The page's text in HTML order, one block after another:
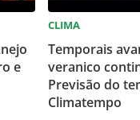
e
CLIMA
Temporais
veranico
Previsão do
Climatempo